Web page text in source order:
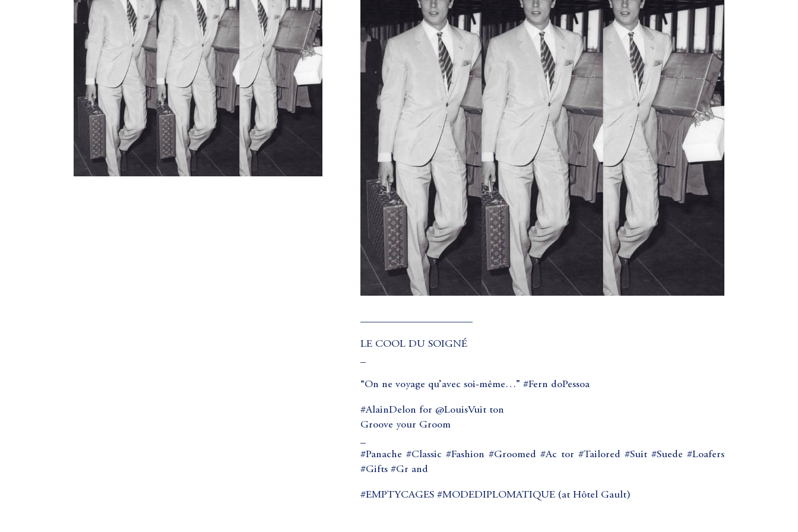
LE COOL DU SOIGNÉ
“On ne voyage qu’avec soi-même…” #Fern doPessoa
#AlainDelon for @LouisVuit ton
Groove your Groom
#Panache #Classic #Fashion #Groomed #Ac tor #Tailored #Suit #Suede #Loafers
#Gifts #Gr and
#EMPTYCAGES #MODEDIPLOMATIQUE (at Hôtel Gault)